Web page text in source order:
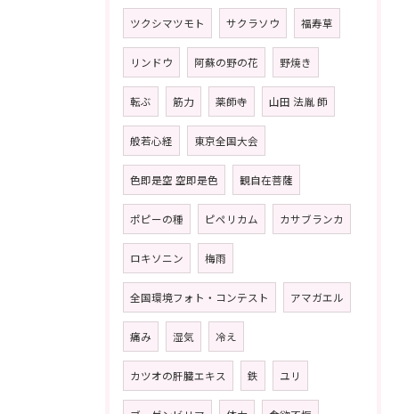
ツクシマツモト サクラソウ 福寿草
リンドウ 阿蘇の野の花 野焼き
転ぶ 筋力 薬師寺 山田 法胤 師
般若心経 東京全国大会
色即是空 空即是色 観自在菩薩
ポピーの種 ピペリカム カサブランカ
ロキソニン 梅雨
全国環境フォト・コンテスト アマガエル
痛み 湿気 冷え
カツオの肝臓エキス 鉄 ユリ